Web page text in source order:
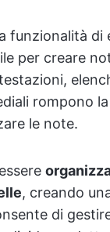
funzionalità di
per creare
rompono
le note.
, creando
di